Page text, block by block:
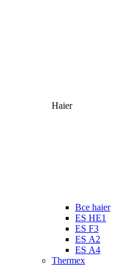
Haier
Все haier
ES HE1
ES F3
ES А2
ES А4
Thermex